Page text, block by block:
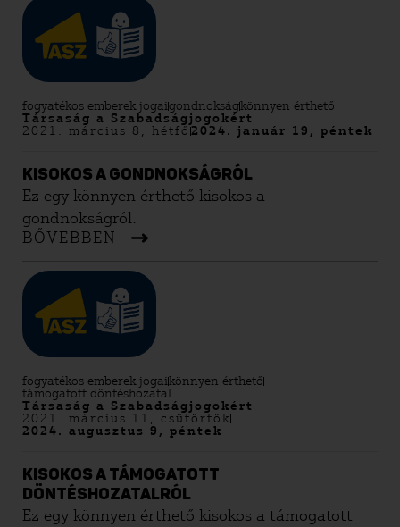
fogyatékos emberek jogaigondnokságkönnyen érthető
Társaság a Szabadságjogokért
2021. március 8, hétfő 2024. január 19, péntek
KISOKOS A GONDNOKSÁGRÓL
Ez egy könnyen érthető kisokos a
gondnokságról.
BŐVEBBEN
fogyatékos emberek jogaikönnyen érthető
támogatott döntéshozatal
Társaság a Szabadságjogokért
2021. március 11, csütörtök
2024. augusztus 9, péntek
KISOKOS A TÁMOGATOTT
DÖNTÉSHOZATALRÓL
Ez egy könnyen érthető kisokos a támogatott